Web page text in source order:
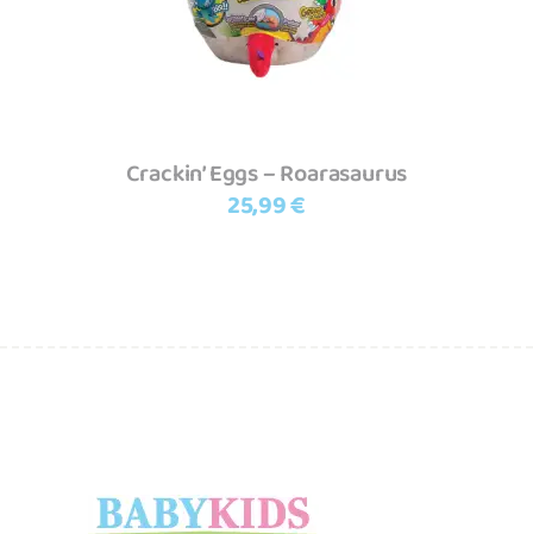
Crackin’ Eggs – Roarasaurus
25,99€